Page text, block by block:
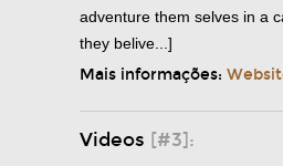
adventure them selves in a
they belive...]
Mais informações:
Videos [#3]: